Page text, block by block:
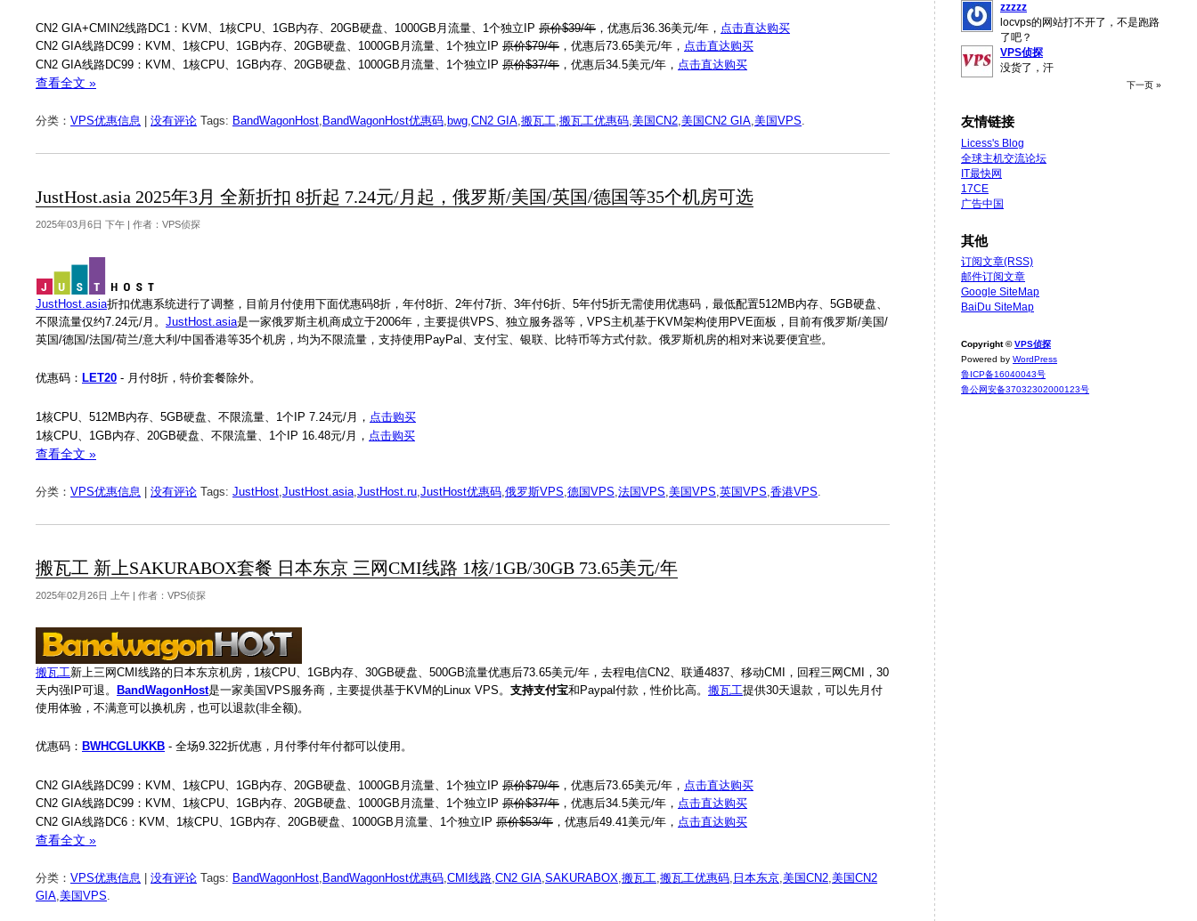
CN2 GIA+CMIN2线路DC1：KVM、1核CPU、1GB内存、20GB硬盘、1000GB月流量、1个独立IP 原价$39/年 ，优惠后36.36美元/年， 点击直达购买
CN2 GIA线路DC99：KVM、1核CPU、1GB内存、20GB硬盘、1000GB月流量、1个独立IP 原价$79/年 ，优惠后73.65美元/年， 点击直达购买
CN2 GIA线路DC99：KVM、1核CPU、1GB内存、20GB硬盘、1000GB月流量、1个独立IP 原价$37/年 ，优惠后34.5美元/年， 点击直达购买
查看全文 »
分类： VPS优惠信息 没有评论 Tags: BandWagonHost, BandWagonHost优惠码, bwg,CN2 GIA,搬瓦工,搬瓦工优惠码,美国CN2,美国CN2 GIA,美国VPS.
JustHost.asia 2025年3月 全新折扣 8折起 7.24元/月起，俄罗斯/美国/英国/德国等35个机房可选
2025年03月6日 下午 | 作者：VPS侦探
JustHost.asia折扣优惠系统进行了调整，目前月付使用下面优惠码8折，年付8折、2年付7折、3年付6折、5年付5折无需使用优惠码，最低配置512MB内存、5GB硬盘、
不限流量仅约7.24元/月。 JustHost.asia是一家俄罗斯主机商成立于2006年，主要提供VPS、独立服务器等，VPS主机基于KVM架构使用PVE面板，目前有俄罗斯/美国/
英国/德国/法国/荷兰/意大利/中国香港等35个机房，均为不限流量，支持使用PayPal、支付宝、银联、比特币等方式付款。俄罗斯机房的相对来说要便宜些。
优惠码： LET20 - 月付8折，特价套餐除外。
1核CPU、512MB内存、5GB硬盘、不限流量、1个IP 7.24元/月， 点击购买
1核CPU、1GB内存、20GB硬盘、不限流量、1个IP 16.48元/月， 点击购买
查看全文 »
分类： VPS优惠信息 没有评论 Tags: JustHost,JustHost.asia,JustHost.ru,JustHost优惠码,俄罗斯VPS,德国VPS,法国VPS,美国VPS,英国VPS,香港VPS.
搬瓦工 新上SAKURABOX套餐 日本东京 三网CMI线路 1核/1GB/30GB 73.65美元/年
2025年02月26日 上午 | 作者：VPS侦探
搬瓦工新上三网CMI线路的日本东京机房，1核CPU、1GB内存、30GB硬盘、500GB流量优惠后73.65美元/年，去程电信CN2、联通4837、移动CMI，回程三网CMI，30
天内强IP可退。
BandWagonHost是一家美国VPS服务商，主要提供基于KVM的Linux VPS。 支持支付宝和Paypal付款，性价比高。 搬瓦工提供30天退款，可以先月付
使用体验，不满意可以换机房，也可以退款(非全额)。
优惠码： BWHCGLUKKB - 全场9.322折优惠，月付季付年付都可以使用。
CN2 GIA线路DC99：KVM、1核CPU、1GB内存、20GB硬盘、1000GB月流量、1个独立IP 原价$79/年 ，优惠后73.65美元/年， 点击直达购买
CN2 GIA线路DC99：KVM、1核CPU、1GB内存、20GB硬盘、1000GB月流量、1个独立IP 原价$37/年 ，优惠后34.5美元/年， 点击直达购买
CN2 GIA线路DC6：KVM、1核CPU、1GB内存、20GB硬盘、1000GB月流量、1个独立IP 原价$53/年 ，优惠后49.41美元/年， 点击直达购买
查看全文 »
分类： VPS优惠信息 没有评论 Tags: BandWagonHost, BandWagonHost优惠码,CMI线路,CN2 GIA,SAKURABOX,搬瓦工,搬瓦工优惠码, 日本东京,美国CN2,美国CN2
GIA,美国VPS.
zzzzz
locvps的网站打不开了，不是跑路
了吧？
VPS侦探
没货了，汗
下一页 »
友情链接
Licess's Blog
全球主机交流论坛
IT最快网
17CE
广告中国
其他
订阅文章(RSS)
邮件订阅文章
Google SiteMap
BaiDu SiteMap
Copyright ©VPS侦探
Powered by WordPress
鲁ICP备16040043号
鲁公网安备37032302000123号